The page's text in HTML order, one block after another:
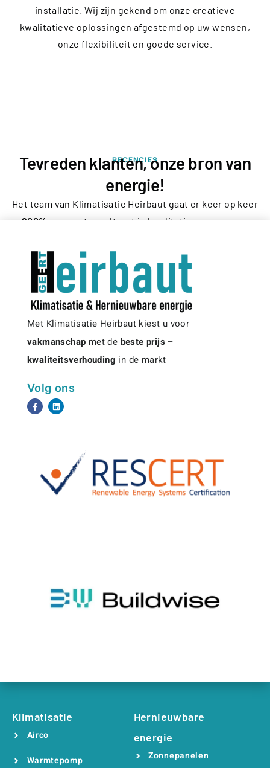
installatie. Wij zijn gekend om onze creatieve
kwalitatieve oplossingen afgestemd op uw wensen,
onze flexibiliteit en goede service.
RECENCIES
Tevreden klanten, onze bron van
energie!
Het team van Klimatisatie Heirbaut gaat er keer op keer
200%
voor wat resulteert in kwalitatieve en proper
zowel vóór, tijdens als na de werken! Dat geeft ons
energie en voldoening!
Met Klimatisatie Heirbaut kiest u voor
vakmanschap met de beste prijs–
kwaliteitsverhouding in de markt
Volg ons
Klimatisatie
Airco
Warmtepomp
Hernieuwbare
energie
Zonnepanelen